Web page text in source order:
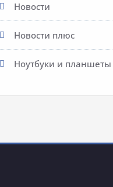
Новости
Новости плюс
Ноутбуки и планшеты